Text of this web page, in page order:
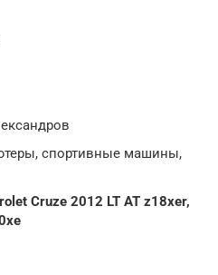
спортивные машины,
Cruze 2012 LT AT z18xer,